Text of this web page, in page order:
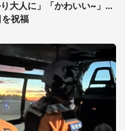
大人に」「かわいい~」...
祝福